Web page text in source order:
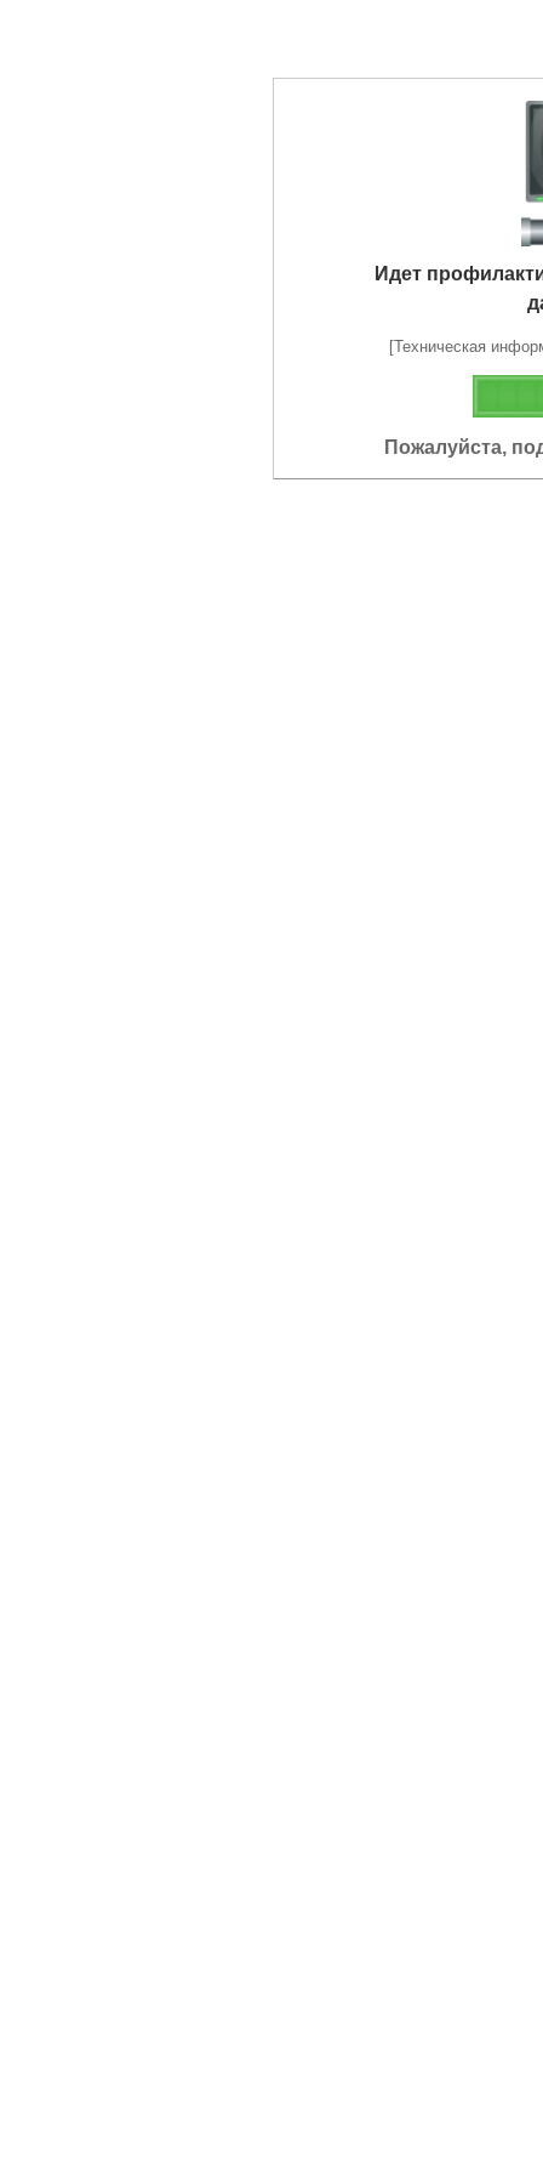
Идет
[Техническая
Пожалуйста,